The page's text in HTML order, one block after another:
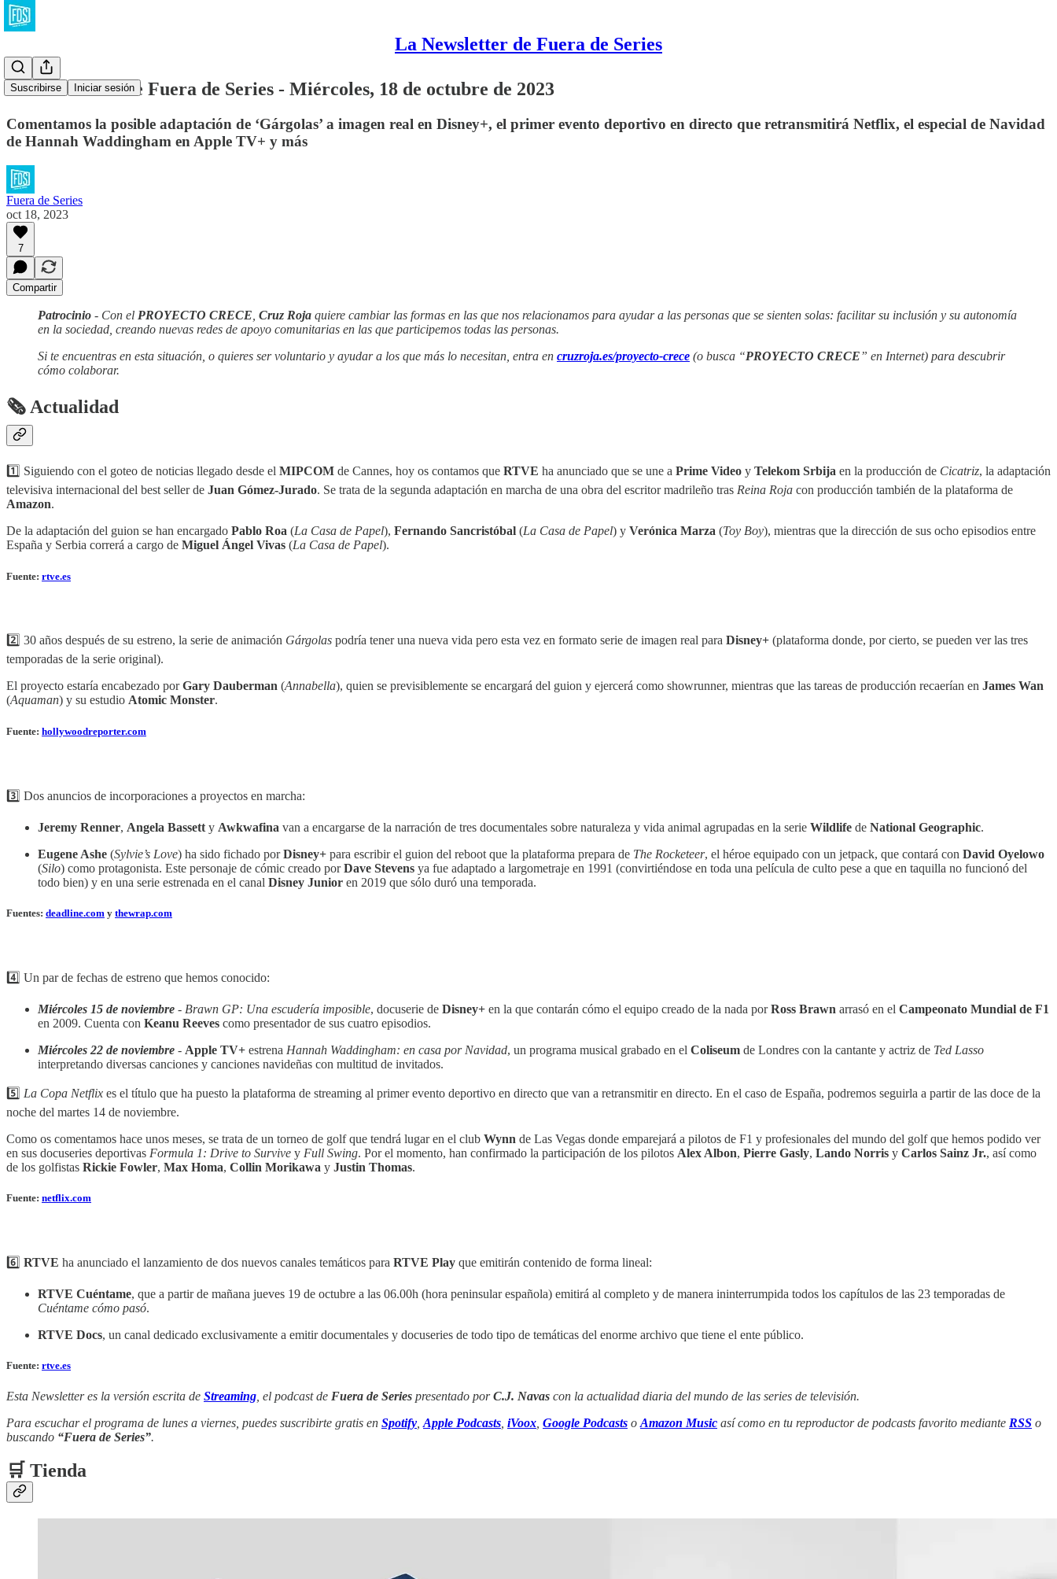
La Newsletter de Fuera de Series
Suscribirse Iniciar sesión
La Newsletter de Fuera de Series - Miércoles, 18 de octubre de 2023
Comentamos la posible adaptación de ‘Gárgolas’ a imagen real en Disney+, el primer evento deportivo en directo que retransmitirá Netflix, el especial de Navidad
de Hannah Waddingham en Apple TV+ y más
Fuera de Series
oct 18, 2023
7
Compartir
Patrocinio - Con el PROYECTO CRECE Cruz Roja quiere cambiar las formas en las que nos relacionamos para ayudar a las personas que se sienten solas: facilitar su inclusión y su autonomía
en la sociedad, creando nuevas redes de apoyo comunitarias en las que participemos todas las personas.
Si te encuentras en esta situación, o quieres ser voluntario y ayudar a los que más lo necesitan, entra en cruzroja.es/proyecto-crece (o busca “PROYECTO CRECE” en Internet) para descubrir
cómo colaborar.
🗞 Actualidad
1️⃣ Siguiendo con el goteo de noticias llegado desde el MIPCOM de Cannes, hoy os contamos que RTVE ha anunciado que se une a Prime Video y Telekom Srbija en la producción de Cicatriz, la adaptación
televisiva internacional del best seller de Juan Gómez-Jurado. Se trata de la segunda adaptación en marcha de una obra del escritor madrileño tras Reina Roja con producción también de la plataforma de
Amazon.
De la adaptación del guion se han encargado Pablo Roa (La Casa de Papel), Fernando Sancristóbal (La Casa de Papel) y Verónica Marza (Toy Boy), mientras que la dirección de sus ocho episodios entre
España y Serbia correrá a cargo de Miguel Ángel Vivas (La Casa de Papel).
Fuente: rtve.es
2️⃣ 30 años después de su estreno, la serie de animación Gárgolas podría tener una nueva vida pero esta vez en formato serie de imagen real para Disney+ (plataforma donde, por cierto, se pueden ver las tres
temporadas de la serie original).
El proyecto estaría encabezado porGary Dauberman (Annabella), quien se previsiblemente se encargará del guion y ejercerá como showrunner, mientras que las tareas de producción recaerían en James Wan
(Aquaman) y su estudio Atomic Monster.
Fuente: hollywoodreporter.com
3️⃣ Dos anuncios de incorporaciones a proyectos en marcha:
Jeremy Renner, Angela Bassett y Awkwafina van a encargarse de la narración de tres documentales sobre naturaleza y vida animal agrupadas en la serie Wildlife de National Geographic.
Eugene Ashe (Sylvie’s Love) ha sido fichado porDisney+ para escribir el guion del reboot que la plataforma prepara de The Rocketeer, el héroe equipado con un jetpack, que contará con David Oyelowo
(Silo) como protagonista. Este personaje de cómic creado porDave Stevens ya fue adaptado a largometraje en 1991 (convirtiéndose en toda una película de culto pese a que en taquilla no funcionó del
todo bien) y en una serie estrenada en el canal Disney Junior en 2019 que sólo duró una temporada.
Fuentes: deadline.com y thewrap.com
4️⃣ Un par de fechas de estreno que hemos conocido:
Miércoles 15 de noviembre - Brawn GP: Una escudería imposible, docuserie de Disney+ en la que contarán cómo el equipo creado de la nada porRoss Brawn arrasó en el Campeonato Mundial de F1
en 2009. Cuenta con Keanu Reeves como presentador de sus cuatro episodios.
Miércoles 22 de noviembre - Apple TV+ estrena Hannah Waddingham: en casa por Navidad, un programa musical grabado en el Coliseum de Londres con la cantante y actriz de Ted Lasso
interpretando diversas canciones y canciones navideñas con multitud de invitados. ‎‎‎
5️⃣ La Copa Netflix es el título que ha puesto la plataforma de streaming al primer evento deportivo en directo que van a retransmitir en directo. En el caso de España, podremos seguirla a partir de las doce de la
noche del martes 14 de noviembre.
Como os comentamos hace unos meses, se trata de un torneo de golf que tendrá lugar en el club Wynn de Las Vegas donde emparejará a pilotos de F1 y profesionales del mundo del golf que hemos podido ver
en sus docuseries deportivas Formula 1: Drive to Survive y Full Swing. Por el momento, han confirmado la participación de los pilotos Alex Albon, Pierre Gasly, Lando Norris y Carlos Sainz Jr., así como
de los golfistas Rickie Fowler, Max Homa, Collin Morikawa y Justin Thomas.
Fuente: netflix.com
6️⃣ RTVE ha anunciado el lanzamiento de dos nuevos canales temáticos para RTVE Play que emitirán contenido de forma lineal:
RTVE Cuéntame, que a partir de mañana jueves 19 de octubre a las 06.00h (hora peninsular española) emitirá al completo y de manera ininterrumpida todos los capítulos de las 23 temporadas de
Cuéntame cómo pasó.
RTVE Docs, un canal dedicado exclusivamente a emitir documentales y docuseries de todo tipo de temáticas del enorme archivo que tiene el ente público.
Fuente: rtve.es
Esta Newsletter es la versión escrita de Streaming , el podcast de Fuera de Series presentado porC.J. Navas con la actualidad diaria del mundo de las series de televisión.
Para escuchar el programa de lunes a viernes, puedes suscribirte gratis en Spotify Apple Podcasts iVoox Google Podcasts o Amazon Music así como en tu reproductor de podcasts favorito mediante RSS o
buscando “Fuera de Series”.
🛒 Tienda